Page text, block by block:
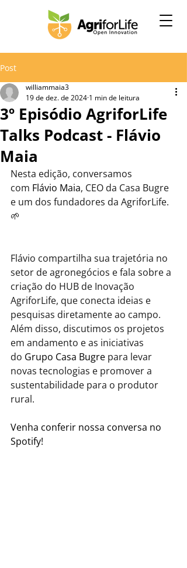
Post
3º Episódio AgriforLife
Talks Podcast - Flávio
Maia
williammaia3
19 de dez. de 2024 1 min de leitura
Nesta edição, conversamos
com Flávio Maia, CEO da Casa Bugre
e um dos fundadores da AgriforLife.
🌱
Flávio compartilha sua trajetória no
setor de agronegócios e fala sobre a
criação do HUB de Inovação
AgriforLife, que conecta ideias e
pesquisas diretamente ao campo.
Além disso, discutimos os projetos
em andamento e as iniciativas
do Grupo Casa Bugre para levar
novas tecnologias e promover a
sustentabilidade para o produtor
rural.
Venha conferir nossa conversa no
Spotify!